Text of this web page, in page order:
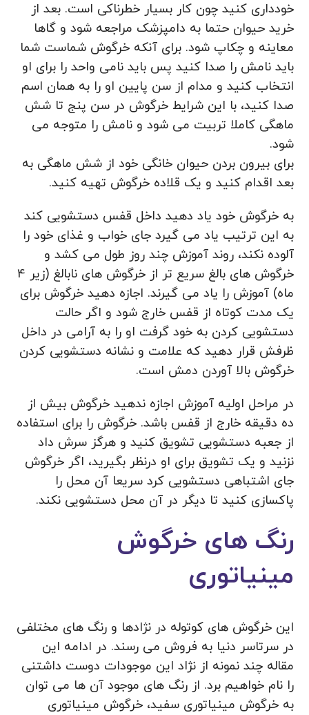
خودداری کنید چون کار بسیار خطرناکی است. بعد از
خرید حیوان حتما به دامپزشک مراجعه شود و گاها
معاینه و چکاپ شود. برای آنکه خرگوش شماست شما
باید نامش را صدا کنید پس باید نامی واحد را برای او
انتخاب کنید و مدام از سن پایین او را به همان اسم
صدا کنید، با این شرایط خرگوش در سن پنج تا شش
ماهگی کاملا تربیت می شود و نامش را متوجه می
شود.
برای بیرون بردن حیوان خانگی خود از شش ماهگی به
بعد اقدام کنید و یک قلاده خرگوش تهیه کنید.
به خرگوش خود یاد دهید داخل قفس دستشویی کند
به این ترتیب یاد می گیرد جای خواب و غذای خود را
آلوده نکند، روند آموزش چند روز طول می کشد و
خرگوش های بالغ سریع تر از خرگوش های نابالغ (زیر 4
ماه) آموزش را یاد می گیرند. اجازه دهید خرگوش برای
یک مدت کوتاه از قفس خارج شود و اگر حالت
دستشویی کردن به خود گرفت او را به آرامی در داخل
ظرفش قرار دهید که علامت و نشانه دستشویی کردن
خرگوش بالا آوردن دمش است.
در مراحل اولیه آموزش اجازه ندهید خرگوش بیش از
ده دقیقه خارج از قفس باشد. خرگوش را برای استفاده
از جعبه دستشویی تشویق کنید و هرگز سرش داد
نزنید و یک تشویق برای او درنظر بگیرید، اگر خرگوش
جای اشتباهی دستشویی کرد سریعا آن محل را
پاکسازی کنید تا دیگر در آن محل دستشویی نکند.
رنگ های خرگوش
مینیاتوری
این خرگوش های کوتوله در نژادها و رنگ های مختلفی
در سرتاسر دنیا به فروش می رسند. در ادامه این
مقاله چند نمونه از نژاد این موجودات دوست داشتنی
را نام خواهیم برد. از رنگ های موجود آن ها می توان
به خرگوش مینیاتوری سفید، خرگوش مینیاتوری